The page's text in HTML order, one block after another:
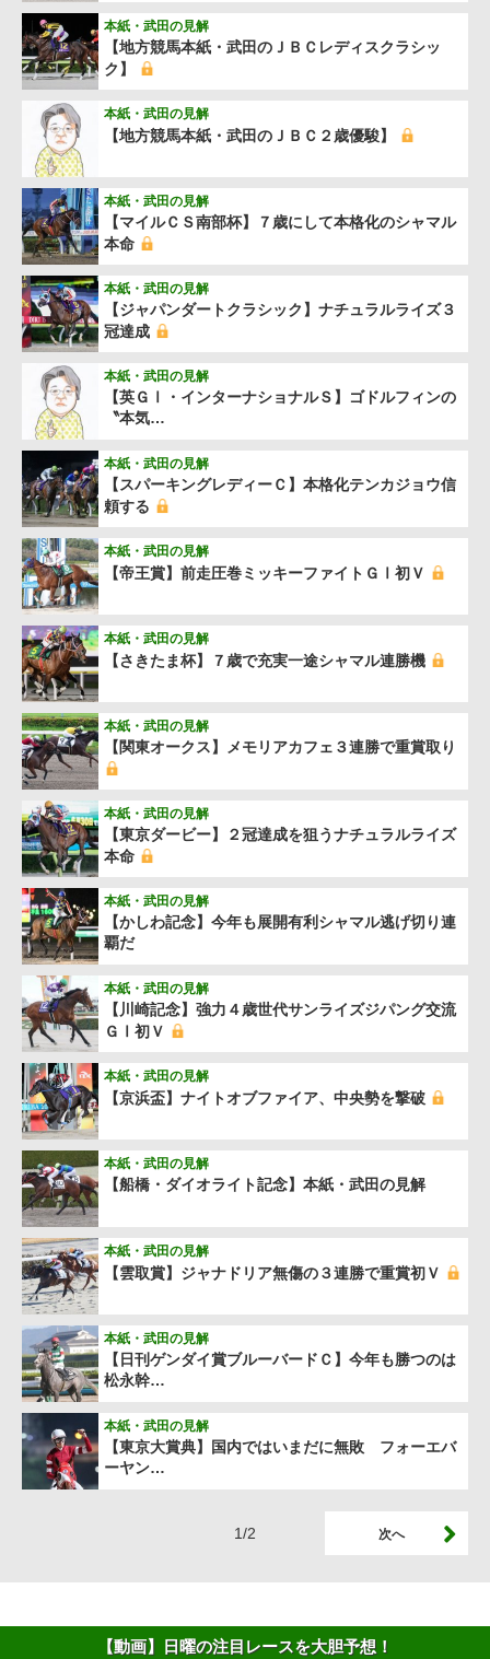
【地方競馬本紙・武田のＪＢＣレディスクラシッ
ク】
本紙・武田の見解
【地方競馬本紙・武田のＪＢＣ２歳優駿】
本紙・武田の見解
【マイルＣＳ南部杯】７歳にして本格化のシャマル
本命
本紙・武田の見解
【ジャパンダートクラシック】ナチュラルライズ３
冠達成
本紙・武田の見解
【英ＧⅠ・インターナショナルＳ】ゴドルフィンの
〝本気…
本紙・武田の見解
【スパーキングレディーＣ】本格化テンカジョウ信
頼する
本紙・武田の見解
【帝王賞】前走圧巻ミッキーファイトＧⅠ初Ｖ
本紙・武田の見解
【さきたま杯】７歳で充実一途シャマル連勝機
本紙・武田の見解
【関東オークス】メモリアカフェ３連勝で重賞取り
本紙・武田の見解
【東京ダービー】２冠達成を狙うナチュラルライズ
本命
本紙・武田の見解
【かしわ記念】今年も展開有利シャマル逃げ切り連
覇だ
本紙・武田の見解
【川崎記念】強力４歳世代サンライズジパング交流
ＧⅠ初Ｖ
本紙・武田の見解
【京浜盃】ナイトオブファイア、中央勢を撃破
本紙・武田の見解
【船橋・ダイオライト記念】本紙・武田の見解
本紙・武田の見解
【雲取賞】ジャナドリア無傷の３連勝で重賞初Ｖ
本紙・武田の見解
【日刊ゲンダイ賞ブルーバードＣ】今年も勝つのは
松永幹…
本紙・武田の見解
【東京大賞典】国内ではいまだに無敗 フォーエバ
ーヤン…
本紙・武田の見解
1/2 次へ
【動画】日曜の注目レースを大胆予想！